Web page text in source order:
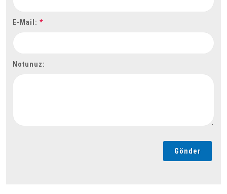
E-Mail: *
Notunuz:
Gönder